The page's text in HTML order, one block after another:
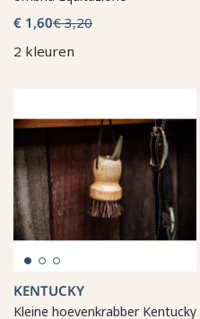
€ 1,60€ 3,20
2 kleuren
KENTUCKY
Kleine hoevenkrabber Kentucky